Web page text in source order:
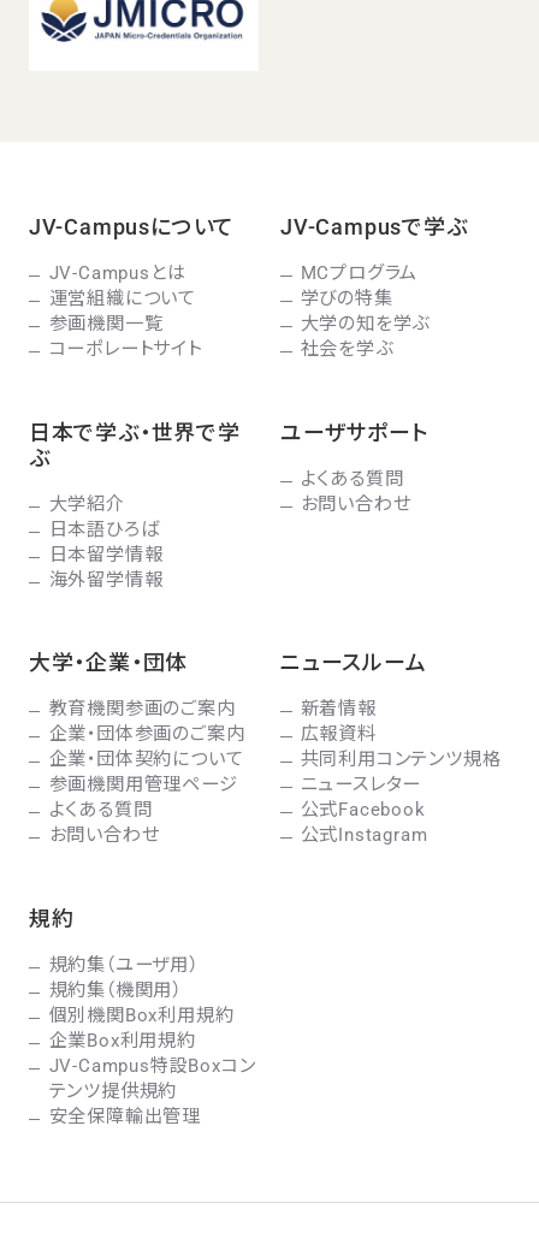
JV-Campusについて
JV-Campusとは
運営組織について
参画機関一覧
コーポレートサイト
JV-Campusで学ぶ
MCプログラム
学びの特集
大学の知を学ぶ
社会を学ぶ
日本で学ぶ・世界で学
ぶ
大学紹介
日本語ひろば
日本留学情報
海外留学情報
ユーザサポート
よくある質問
お問い合わせ
大学・企業・団体
教育機関参画のご案内
企業・団体参画のご案内
企業・団体契約について
参画機関用管理ページ
よくある質問
お問い合わせ
ニュースルーム
新着情報
広報資料
共同利用コンテンツ規格
ニュースレター
公式Facebook
公式Instagram
規約
規約集（ユーザ用）
規約集（機関用）
個別機関Box利用規約
企業Box利用規約
JV-Campus特設Boxコン
テンツ提供規約
安全保障輸出管理